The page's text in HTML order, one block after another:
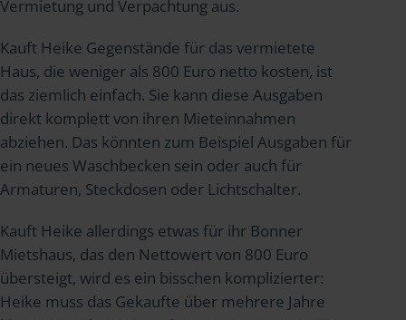
Vermietung und Verpachtung aus.
Kauft Heike Gegenstände für das vermietete
Haus, die weniger als 800 Euro netto kosten, ist
das ziemlich einfach. Sie kann diese Ausgaben
direkt komplett von ihren Mieteinnahmen
abziehen. Das könnten zum Beispiel Ausgaben für
ein neues Waschbecken sein oder auch für
Armaturen, Steckdosen oder Lichtschalter.
Kauft Heike allerdings etwas für ihr Bonner
Mietshaus, das den Nettowert von 800 Euro
übersteigt, wird es ein bisschen komplizierter:
Heike muss das Gekaufte über mehrere Jahre